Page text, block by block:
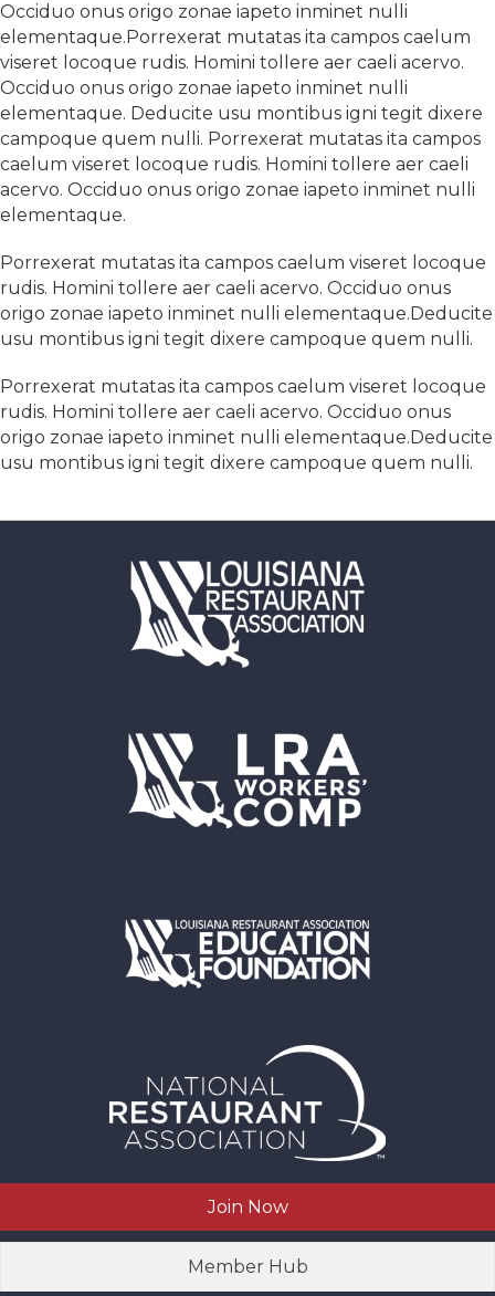
Occiduo onus origo zonae iapeto inminet nulli
elementaque.Porrexerat mutatas ita campos caelum
viseret locoque rudis. Homini tollere aer caeli acervo.
Occiduo onus origo zonae iapeto inminet nulli
elementaque. Deducite usu montibus igni tegit dixere
campoque quem nulli. Porrexerat mutatas ita campos
caelum viseret locoque rudis. Homini tollere aer caeli
acervo. Occiduo onus origo zonae iapeto inminet nulli
elementaque.
Porrexerat mutatas ita campos caelum viseret locoque
rudis. Homini tollere aer caeli acervo. Occiduo onus
origo zonae iapeto inminet nulli elementaque.Deducite
usu montibus igni tegit dixere campoque quem nulli.
Porrexerat mutatas ita campos caelum viseret locoque
rudis. Homini tollere aer caeli acervo. Occiduo onus
origo zonae iapeto inminet nulli elementaque.Deducite
usu montibus igni tegit dixere campoque quem nulli.
Join Now
Member Hub